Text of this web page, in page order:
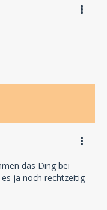
das Ding bei
ja noch rechtzeitig